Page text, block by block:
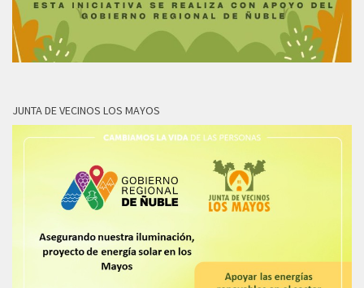
JUNTA DE VECINOS LOS MAYOS